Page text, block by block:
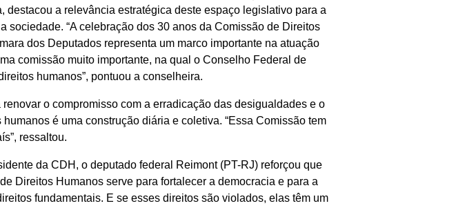
destacou a relevância estratégica deste espaço legislativo para a
sociedade. “A celebração dos 30 anos da Comissão de Direitos
dos Deputados representa um marco importante na atuação
comissão muito importante, na qual o Conselho Federal de
humanos”, pontuou a conselheira.
o compromisso com a erradicação das desigualdades e o
é uma construção diária e coletiva. “Essa Comissão tem
ressaltou.
da CDH, o deputado federal Reimont (PT-RJ) reforçou que
Direitos Humanos serve para fortalecer a democracia e para a
fundamentais. E se esses direitos são violados, elas têm um